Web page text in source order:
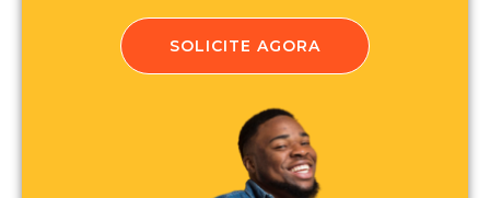
SOLICITE AGORA